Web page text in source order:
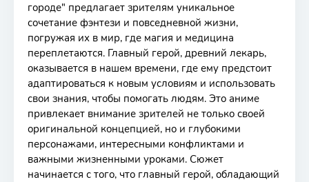
городе" предлагает зрителям уникальное
сочетание фэнтези и повседневной жизни,
погружая их в мир, где магия и медицина
переплетаются. Главный герой, древний лекарь,
оказывается в нашем времени, где ему предстоит
адаптироваться к новым условиям и использовать
свои знания, чтобы помогать людям. Это аниме
привлекает внимание зрителей не только своей
оригинальной концепцией, но и глубокими
персонажами, интересными конфликтами и
важными жизненными уроками. Сюжет
начинается с того, что главный герой, обладающий